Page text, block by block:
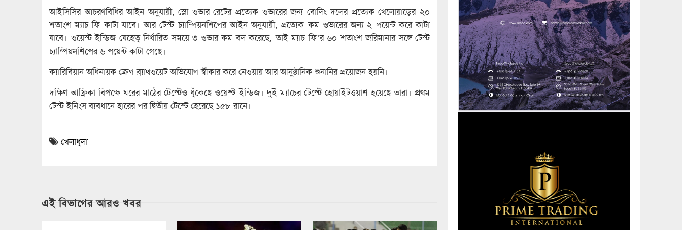
আইসিসির আচরণবিধির আইন অনুযায়ী, স্লো ওভার রেটের প্রত্যেক ওভারের জন্য বোলিং দলের প্রত্যেক খেলোয়াড়ের ২০
শতাংশ ম্যাচ ফি কাটা যাবে। আর টেস্ট চ্যাম্পিয়নশিপের আইন অনুযায়ী, প্রত্যেক কম ওভারের জন্য ২ পয়েন্ট করে কাটা
যাবে। ‍ওয়েস্ট ইন্ডিজ যেহেতু নির্ধারিত সময়ে ৩ ওভার কম বল করেছে, তাই ম্যাচ ফি’র ৬০ শতাংশ জরিমানার সঙ্গে টেস্ট
চ্যাম্পিয়নশিপের ৬ পয়েন্ট কাটা গেছে।
ক্যারিবিয়ান অধিনায়ক ক্রেগ ব্র্যাথওয়েট অভিযোগ স্বীকার করে নেওয়ায় আর আনুষ্ঠানিক শুনানির প্রয়োজন হয়নি।
দক্ষিণ আফ্রিকা বিপক্ষে ঘরের মাঠের টেস্টেও ধুঁকেছে ওয়েস্ট ইন্ডিজ। দুই ম্যাচের টেস্টে হোয়াইটওয়াশ হয়েছে তারা। প্রথম
টেস্ট ইনিংস ব্যবধানে হারের পর দ্বিতীয় টেস্টে হেরেছে ১৫৮ রানে।
খেলাধুলা
এই বিভাগের আরও খবর